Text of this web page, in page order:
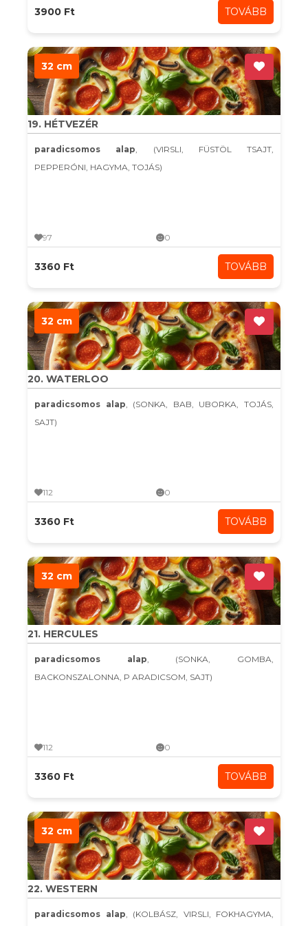
3900 Ft TOVÁBB
32 cm
19. HÉTVEZÉR
paradicsomos alap, (VIRSLI, FÜSTÖL TSAJT,
PEPPERÓNI, HAGYMA, TOJÁS)
97 0
3360 Ft TOVÁBB
32 cm
20. WATERLOO
paradicsomos alap, (SONKA, BAB, UBORKA, TOJÁS,
SAJT)
112 0
3360 Ft TOVÁBB
32 cm
21. HERCULES
paradicsomos alap, (SONKA, GOMBA,
BACKONSZALONNA, P ARADICSOM, SAJT)
112 0
3360 Ft TOVÁBB
32 cm
22. WESTERN
paradicsomos alap, (KOLBÁSZ, VIRSLI, FOKHAGYMA,